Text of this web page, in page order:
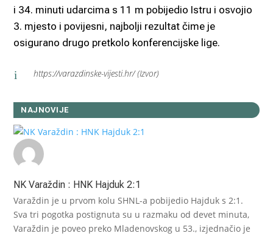
i 34. minuti udarcima s 11 m pobijedio Istru i osvojio
3. mjesto i povijesni, najbolji rezultat čime je
osigurano drugo pretkolo konferencijske lige.
i https://varazdinske-vijesti.hr/ (Izvor)
NAJNOVIJE
NK Varaždin : HNK Hajduk 2:1
Varaždin je u prvom kolu SHNL-a pobijedio Hajduk s 2:1.
Sva tri pogotka postignuta su u razmaku od devet minuta,
Varaždin je poveo preko Mladenovskog u 53., izjednačio je